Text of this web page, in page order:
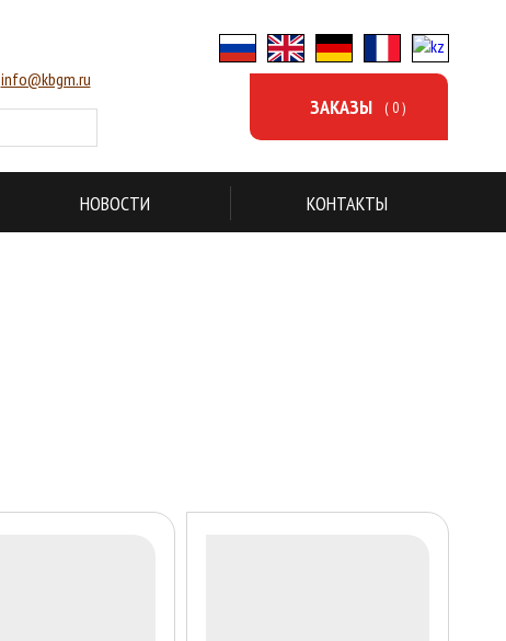
info@kbgm.ru
ЗАКАЗЫ ( 0 )
НОВОСТИ КОНТАКТЫ